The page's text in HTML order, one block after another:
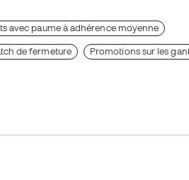
avec paume à adhérence moyenne
de fermeture Promotions sur les